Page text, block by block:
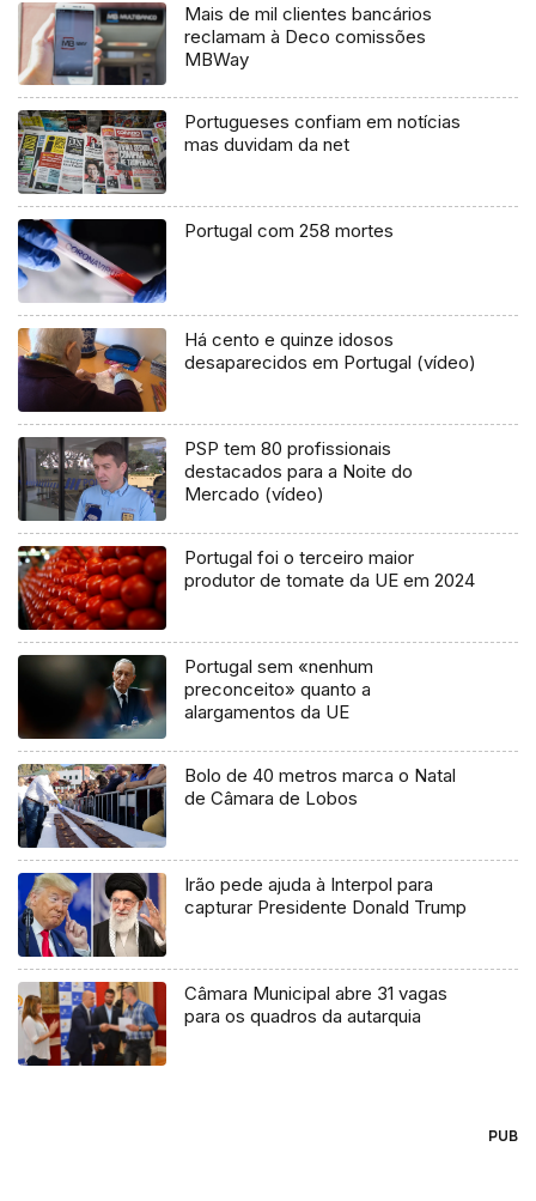
Mais de mil clientes bancários
reclamam à Deco comissões
MBWay
Portugueses confiam em notícias
mas duvidam da net
Portugal com 258 mortes
Há cento e quinze idosos
desaparecidos em Portugal (vídeo)
PSP tem 80 profissionais
destacados para a Noite do
Mercado (vídeo)
Portugal foi o terceiro maior
produtor de tomate da UE em 2024
Portugal sem «nenhum
preconceito» quanto a
alargamentos da UE
Bolo de 40 metros marca o Natal
de Câmara de Lobos
Irão pede ajuda à Interpol para
capturar Presidente Donald Trump
Câmara Municipal abre 31 vagas
para os quadros da autarquia
PUB